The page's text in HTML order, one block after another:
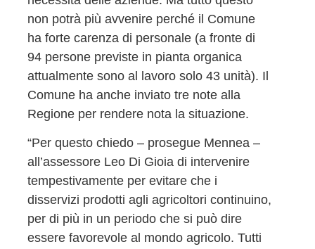
non potrà più avvenire perché il Comune
ha forte carenza di personale (a fronte di
94 persone previste in pianta organica
attualmente sono al lavoro solo 43 unità). Il
Comune ha anche inviato tre note alla
Regione per rendere nota la situazione.
“Per questo chiedo – prosegue Mennea –
all’assessore Leo Di Gioia di intervenire
tempestivamente per evitare che i
disservizi prodotti agli agricoltori continuino,
per di più in un periodo che si può dire
essere favorevole al mondo agricolo. Tutti